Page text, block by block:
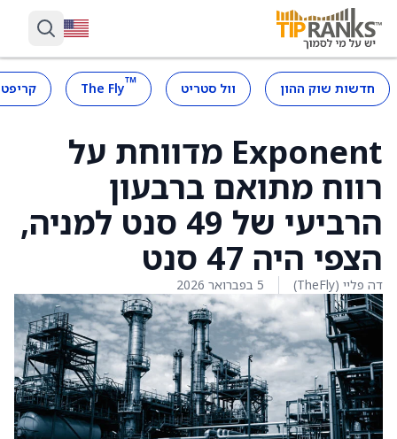
חדשות שוק ההון וול סטריט ™
The Fly
Exponent מדווחת על
רווח מתואם ברבעון
הרביעי של 49 סנט למניה,
הצפי היה 47 סנט
דה פליי (TheFly) 5 בפברואר 2026